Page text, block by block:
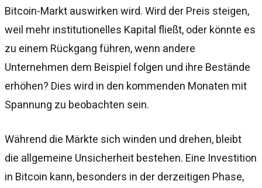
Bitcoin-Markt auswirken wird. Wird der Preis steigen,
weil mehr institutionelles Kapital fließt, oder könnte es
zu einem Rückgang führen, wenn andere
Unternehmen dem Beispiel folgen und ihre Bestände
erhöhen? Dies wird in den kommenden Monaten mit
Spannung zu beobachten sein.
Während die Märkte sich winden und drehen, bleibt
die allgemeine Unsicherheit bestehen. Eine Investition
in Bitcoin kann, besonders in der derzeitigen Phase,